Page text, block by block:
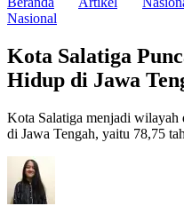
Nasional
Kota Salatiga
Hidup di Jawa
Kota Salatiga menjadi wilayah
di Jawa Tengah, yaitu 78,75